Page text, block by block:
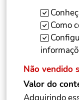
Como
Não vendido
Valor do
Adquirindo